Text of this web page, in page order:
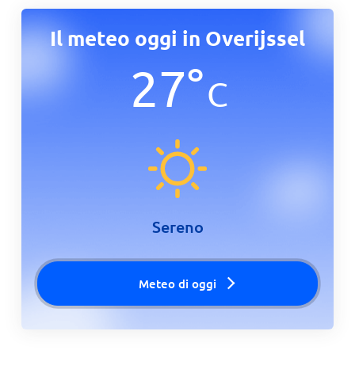
Il meteo oggi in Overijssel
27°C
Sereno
Meteo di oggi